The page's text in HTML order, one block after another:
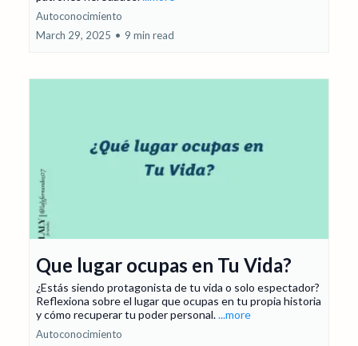
Autoconocimiento
March 29, 2025 • 9 min read
Que lugar ocupas en Tu Vida?
¿Estás siendo protagonista de tu vida o solo espectador?
Reflexiona sobre el lugar que ocupas en tu propia historia
y cómo recuperar tu poder personal....more
Autoconocimiento